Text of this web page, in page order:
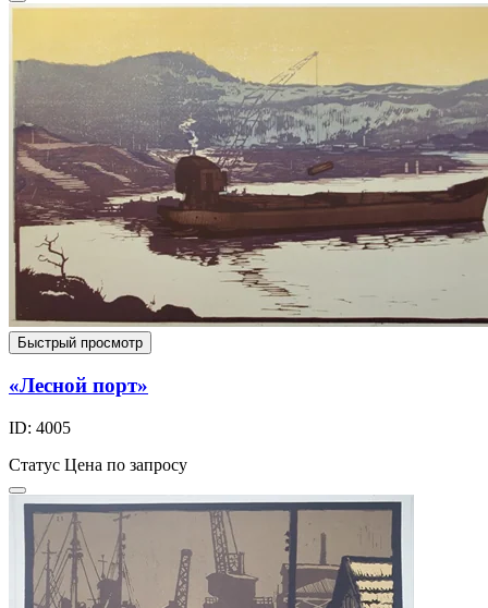
Быстрый просмотр
«Лесной порт»
ID: 4005
Статус Цена по запросу